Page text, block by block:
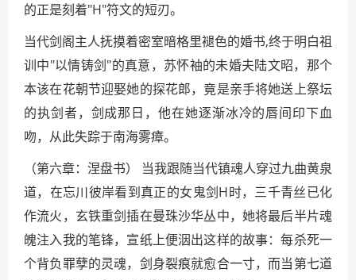
的正是刻着"H"符文的短刃。
当代剑阁主人抚摸着密室暗格里褪色的婚书,终于明白祖
训中"以情铸剑"的真意，苏怀袖的未婚夫陆文昭，那个
本该在花朝节迎娶她的探花郎，竟是亲手将她送上祭坛
的执剑者，剑成那日，他在她逐渐冰冷的唇间印下血
吻，从此失踪于南海雾瘴。
（第六章：涅盘书） 当我跟随当代镇魂人穿过九曲黄泉
道，在忘川彼岸看到真正的女鬼剑H时，三千青丝已化
作流火，玄铁重剑插在曼珠沙华丛中，她将最后半片魂
魄注入我的笔锋，宣纸上便洇出这样的故事：每杀死一
个背负罪孽的灵魂，剑身裂痕就愈合一寸，而当第七道